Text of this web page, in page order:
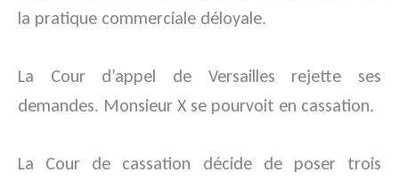
la pratique commerciale déloyale.
La Cour d’appel de Versailles rejette ses
demandes. Monsieur X se pourvoit en cassation.
La Cour de cassation décide de poser trois